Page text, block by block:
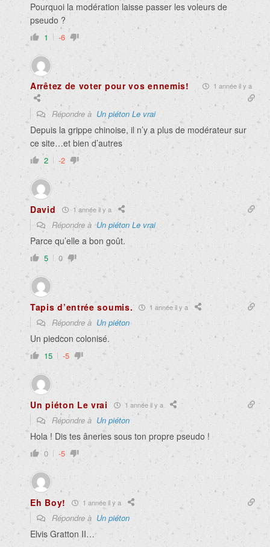
Pourquoi la modération laisse passer les voleurs de
pseudo ?
1 -6
Arrêtez de voter pour vos ennemis! 1 année il y a
Répondre à Un piéton Le vrai
Depuis la grippe chinoise, il n’y a plus de modérateur sur
ce site…et bien d’autres
2 -2
David 1 année il y a
Répondre àUn piéton Le vrai
Parce qu’elle a bon goût.
5 0
Tapis d’entrée soumis. 1 année il y a
Répondre à Un piéton
Un piedcon colonisé.
15 -5
Un piéton Le vrai 1 année il y a
Répondre à Un piéton
Hola ! Dis tes âneries sous ton propre pseudo !
0 -5
Eh Boy! 1 année il y a
Répondre à Un piéton
Elvis Gratton II…